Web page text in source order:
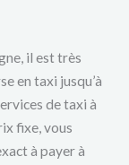
il est très
en taxi jusqu’à
de taxi à
fixe, vous
à payer à